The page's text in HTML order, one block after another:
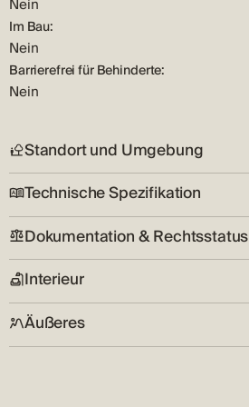
Im Bau:
Nein
Barrierefrei für Behinderte:
Nein
Standort und Umgebung
Umwelt:
Friedlich
Land:
HR
Technische Spezifikation
Anzahl der Etagen:
Ja
Zustand:
Gut
Parken:
Dokumentation & Rechtsstatus
Schlüssel im Besitz:
Nein
Interieur
Anzahl der Schlafzimmer:
Äußeres